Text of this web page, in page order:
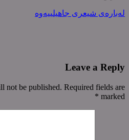
لەبارەی شیعری جاهیلییەوە
Leave a Reply
not be published. Required fields are
marked
*